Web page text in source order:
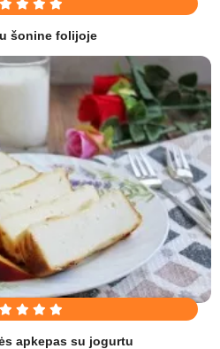
šonine folijoje
apkepas su jogurtu